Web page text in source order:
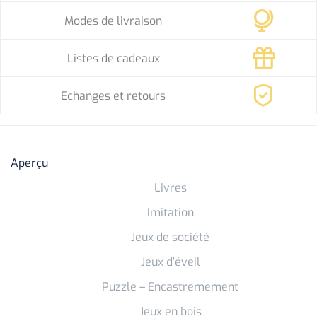
Modes de livraison
Listes de cadeaux
Echanges et retours
Aperçu
Livres
Imitation
Jeux de société
Jeux d’éveil
Puzzle – Encastremement
Jeux en bois